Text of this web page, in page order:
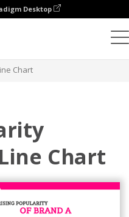
Desktop
Chart
Chart